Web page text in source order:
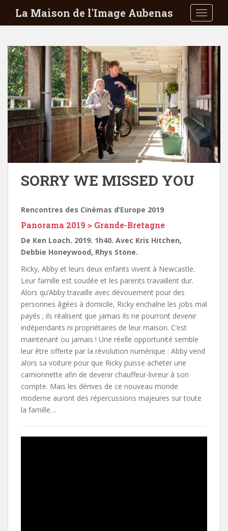
i
La Maison de l'Image Aubenas
SORRY WE MISSED YOU
Rencontres des Cinémas d’Europe 2019
Panorama 2019 > Grande-Bretagne
De Ken Loach. 2019. 1h40. Avec Kris Hitchen,
Debbie Honeywood, Rhys Stone.
Ricky, Abby et leurs deux enfants vivent à Newcastle.
Leur famille est soudée et les parents travaillent dur.
Alors qu’Abby travaille avec dévouement pour des
personnes âgées à domicile, Ricky enchaîne les jobs mal
payés ; ils réalisent que jamais ils ne pourront devenir
indépendants ni propriétaires de leur maison. C’est
maintenant ou jamais ! Une réelle opportunité semble
leur être offerte par la révolution numérique : Abby vend
alors sa voiture pour que Ricky puisse acheter une
camionnette afin de devenir chauffeur-livreur à son
compte. Mais les dérives de ce nouveau monde
moderne auront des répercussions majeures sur toute
la famille…